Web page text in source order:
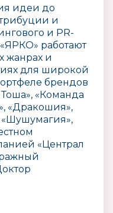
идеи до
и
и PR-
работают
жанрах и
для широкой
брендов
«Команда
«Дракошия»,
«Шушумагия»,
«Централ